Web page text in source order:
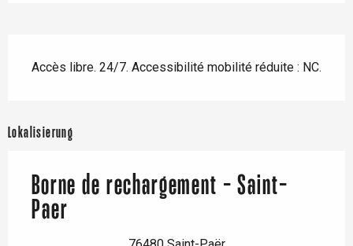
Accès libre. 24/7. Accessibilité mobilité réduite : NC.
Lokalisierung
Borne de rechargement - Saint-
Paer